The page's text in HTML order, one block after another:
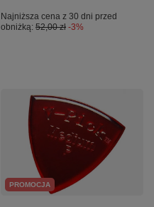
Najniższa cena z 30 dni przed
obniżką: 52,00 zł -3%
PROMOCJA